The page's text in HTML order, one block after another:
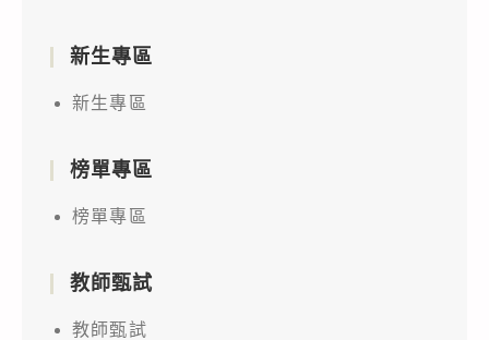
新生專區
新生專區
榜單專區
榜單專區
教師甄試
教師甄試